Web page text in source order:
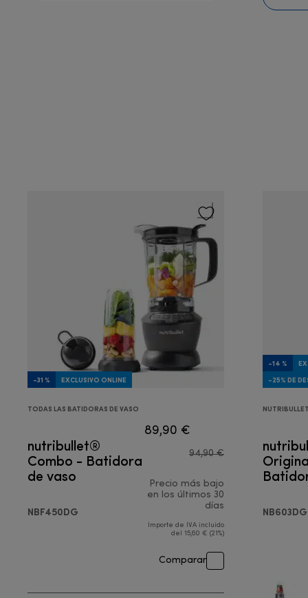
-31 % EXCLUSIVO ONLINE
TODAS LAS BATIDORAS DE VASO
nutribullet®
Combo - Batidora
de vaso
NBF450DG
89,90 €
94,90 €
Precio más bajo
en los últimos 30
días
Importe de IVA incluido
del 15,60 € (21%)
Comparar
-14 %
-25% DE
NB603DG